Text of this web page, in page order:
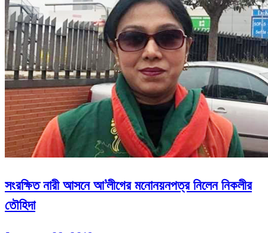
সংরক্ষিত নারী আসনে আ’লীগের মনোনয়নপত্র নিলেন নিকলীর
তৌহিদা